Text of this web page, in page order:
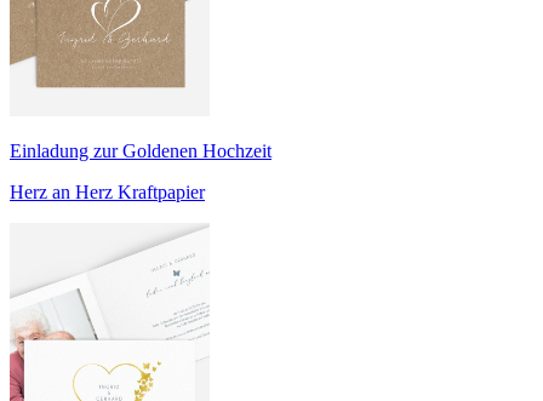
Einladung zur Goldenen Hochzeit
Herz an Herz Kraftpapier